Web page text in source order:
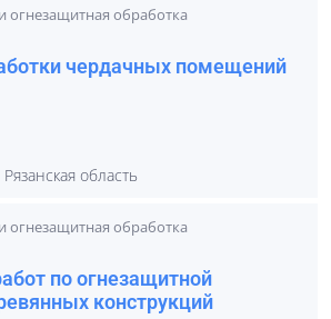
огнезащитная обработка
чердачных помещений
Рязанская область
огнезащитная обработка
по огнезащитной
конструкций